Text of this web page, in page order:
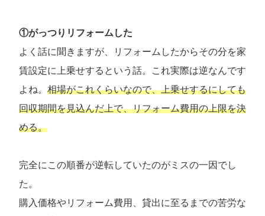
①がっつりリフォームした
よく話に聞きますが、リフォームしたからその分を家
賃設定に上乗せするという話。これ実際は逆なんです
よね。 相場がこれくらいなので、上乗せするにしても
回収期間を見込んだ上で、リフォーム費用の上限を決
める。
完全にこの順番が逆転していたのがミスの一因でし
た。
購入価格やリフォーム費用、貸出に至るまでの苦労な